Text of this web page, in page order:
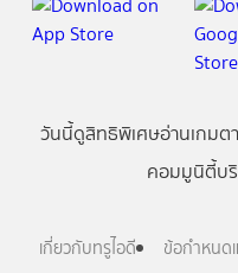
วันนี้ดูสิทธิพิเศษอ่านเกมต
คอมมูนิตี้บ
เกี่ยวกับทรูไอดี ข้อกำหนดแ